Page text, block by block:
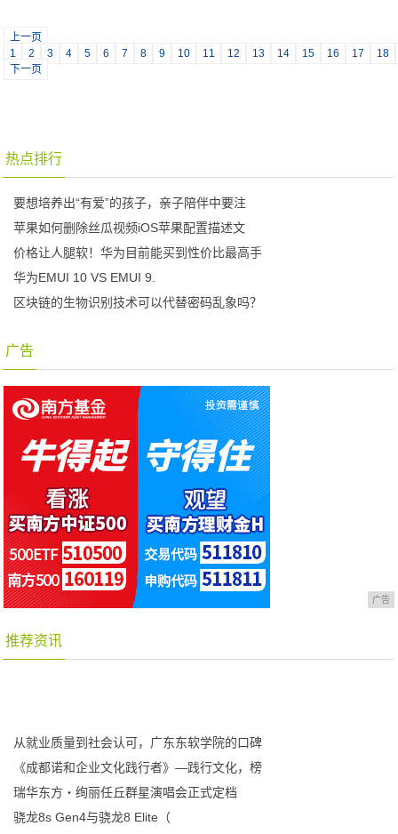
上一页
1
2 3 4 5 6 7 8 9 10 11 12 13 14 15 16 17
18
下一页
热点排行
要想培养出“有爱”的孩子，亲子陪伴中要注
苹果如何删除丝瓜视频iOS苹果配置描述文
价格让人腿软！华为目前能买到性价比最高手
华为EMUI 10 VS EMUI 9.
区块链的生物识别技术可以代替密码乱象吗？
广告
广告
推荐资讯
从就业质量到社会认可，广东东软学院的口碑
《成都诺和企业文化践行者》—践行文化，榜
瑞华东方・绚丽任丘群星演唱会正式定档
骁龙8s Gen4与骁龙8 Elite（